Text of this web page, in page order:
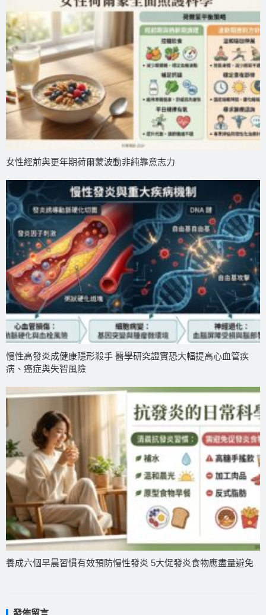
女性經前與更年期荷爾蒙波動非純靠意志力
慢性高發炎成健康隱形殺手 醫學研究證實恐大幅提高心血管疾
病、癌症與失智風險
養成六個早晨習慣有效預防慢性發炎 5大促發炎食物應盡量避免
發佈留言